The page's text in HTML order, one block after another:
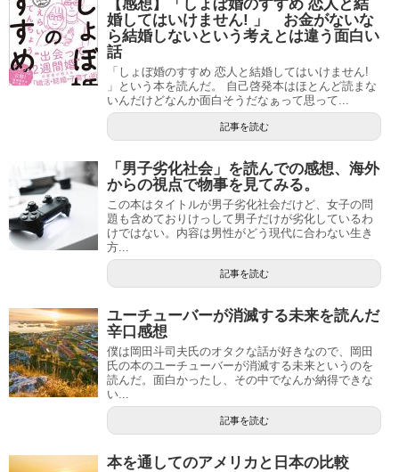
【感想】「しょぼ婚のすすめ 恋人と結
婚してはいけません! 」 お金がないな
ら結婚しないという考えとは違う面白い
話
「しょぼ婚のすすめ 恋人と結婚してはいけません!
」という本を読んだ。 自己啓発本はほとんど読まな
いんだけどなんか面白そうだなぁって思って...
記事を読む
「男子劣化社会」を読んでの感想、海外
からの視点で物事を見てみる。
この本はタイトルが男子劣化社会だけど、女子の問
題も含めておりけっして男子だけが劣化しているわ
けではない。内容は男性がどう現代に合わない生き
方...
記事を読む
ユーチューバーが消滅する未来を読んだ
辛口感想
僕は岡田斗司夫氏のオタクな話が好きなので、岡田
氏の本のユーチューバーが消滅する未来というのを
読んだ。面白かったし、その中でなんか納得できな
い...
記事を読む
本を通してのアメリカと日本の比較